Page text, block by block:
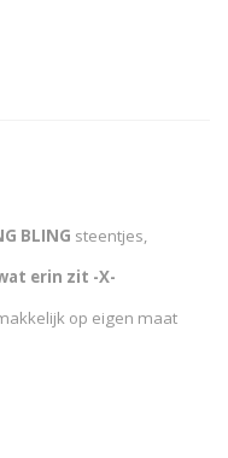
BLING steentjes,
erin zit -X-
op eigen maat